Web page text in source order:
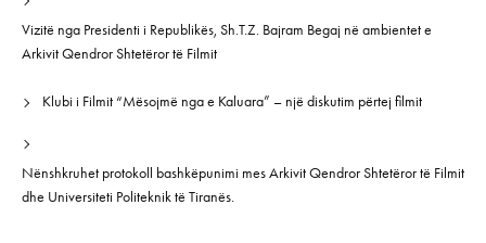
Vizitë nga Presidenti i Republikës, Sh.T.Z. Bajram Begaj në ambientet e
Arkivit Qendror Shtetëror të Filmit
Klubi i Filmit “Mësojmë nga e Kaluara” – një diskutim përtej filmit
Nënshkruhet protokoll bashkëpunimi mes Arkivit Qendror Shtetëror të Filmit
dhe Universiteti Politeknik të Tiranës.